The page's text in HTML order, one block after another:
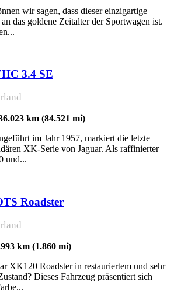
wir sagen, dass dieser einzigartige
das goldene Zeitalter der Sportwagen ist.
3.4 SE
km (84.521 mi)
im Jahr 1957, markiert die letzte
XK-Serie von Jaguar. Als raffinierter
und...
Roadster
km (1.860 mi)
XK120 Roadster in restauriertem und sehr
Dieses Fahrzeug präsentiert sich